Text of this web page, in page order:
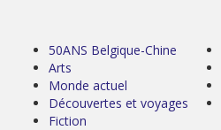
50ANS Belgique-Chine
Arts
Monde actuel
Découvertes et voyages
Fiction